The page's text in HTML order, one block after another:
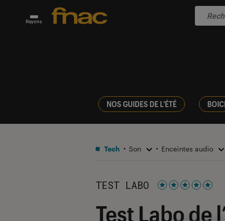
Rayons
NOS GUIDES DE L'ÉTÉ
Tech Son Enceintes audio
TEST LABO
Test Labo de